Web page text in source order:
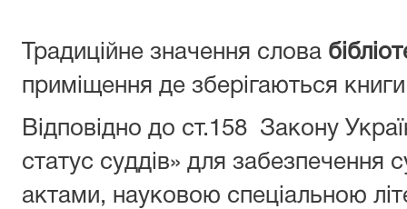
Традиційне значення слова
приміщення де зберігаються
Відповідно до ст.158 Закону
статус суддів» для забезпечення
актами, науковою спеціальною